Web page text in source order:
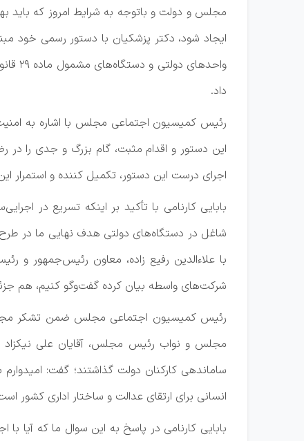
مجلس و دولت و باتوجه به شرایط امروز که باید
ایجاد شود، دکتر پزشکیان با دستور رسمی خود
داد.
رئیس کمیسیون اجتماعی مجلس با اشاره به
این دستور و اقدام مثبت، گام بزرگ و جدی را در
اجرای درست این دستور، تکمیل کننده و استمرار
بابایی کارنامی با تأکید بر اینکه تسریع در
شاغل در دستگاه‌های دولتی هدف نهایی ما در
با علاءالدین رفیع زاده، معاون رئیس‌جمهور
شرکت‌های واسطه بیان کرده گفت‌و‌گو کنیم، هم
رئیس کمیسیون اجتماعی مجلس ضمن تشکر
مجلس و نواب رئیس مجلس، آقایان علی
ساماندهی کارکنان دولت گذاشتند؛ گفت:
انسانی برای ارتقای عدالت و ساختار اداری کشور
بابایی کارنامی در پاسخ به این سوال ما که آیا